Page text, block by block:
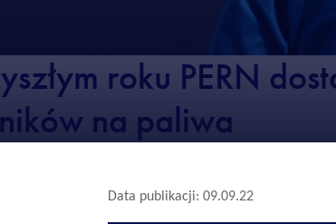
roku PERN
na paliwa
Data publikacji: 09.09.22